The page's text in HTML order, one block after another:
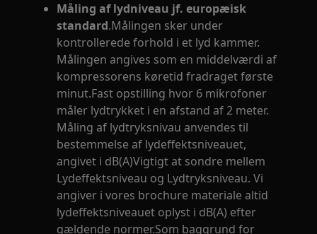
Måling af lydniveau jf. europæisk
standard.Målingen sker under
kontrollerede forhold i et lyd kammer.
Målingen angives som en middelværdi af
kompressorens køretid fradraget første
minut.Fast opstilling hvor 6 mikrofoner
måler lydtrykket i en afstand af 2 meter.
Måling af lydtryksnivau anvendes til
bestemmelse af lydeffektsniveauet,
angivet i dB(A)Vigtigt at sondre mellem
Lydeffektsniveau og Lydtryksniveau. Vi
angiver i vores brochure materiale altid
lydeffektsniveauet oplyst i dB(A) efter
gældende normer.Som baggrund for